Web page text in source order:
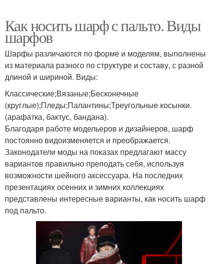
Как носить шарф с пальто. Виды
шарфов
Шарфы различаются по форме и моделям, выполнены
из материала разного по структуре и составу, с разной
длиной и шириной. Виды:
Классические;Вязаные;Бесконечные
(круглые);Пледы;Палантины;Треугольные косынки.
(арафатка, бактус, бандана).
Благодаря работе модельеров и дизайнеров, шарф
постоянно видоизменяется и преображается.
Законодатели моды на показах предлагают массу
вариантов правильно преподать себя, используя
возможности шейного аксессуара. На последних
презентациях осенних и зимних коллекциях
представлены интересные варианты, как носить шарф
под пальто.